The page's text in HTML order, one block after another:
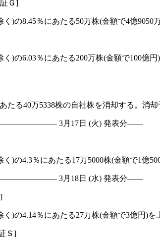
Ｇ]
)の8.45％にあたる50万株(金額で4億
)の6.03％にあたる200万株(金額で100億
たる40万5338株の自社株を消却する。消却
3月17日 (火) 発表分――
)の4.3％にあたる17万5000株(金額で1億
3月18日 (水) 発表分――
)の4.14％にあたる27万株(金額で3億円)
Ｓ]